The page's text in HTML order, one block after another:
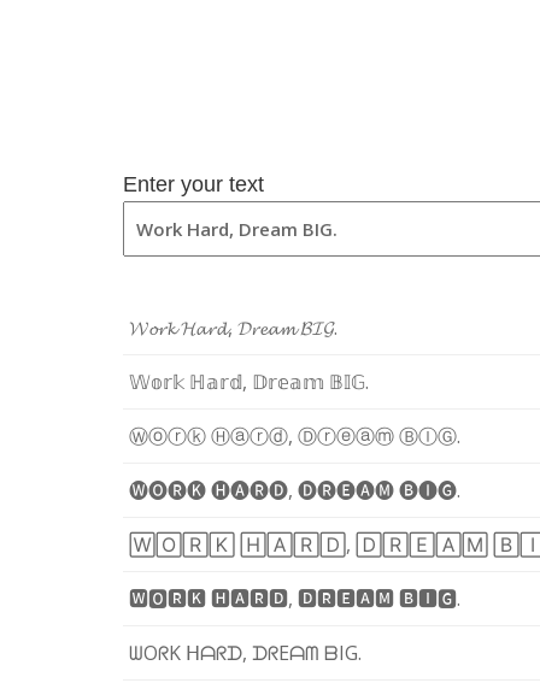
Enter your text
𝓦𝓸𝓻𝓴𝓗𝓪𝓻𝓭, 𝓓𝓻𝓮𝓪𝓶𝓑𝓘𝓖.
𝕎𝕠𝕣𝕜 ℍ𝕒𝕣𝕕, 𝔻𝕣𝕖𝕒𝕞 𝔹𝕀𝔾.
ⓌⓞⓡⓚⒽⓐⓡⓓ, ⒹⓡⓔⓐⓜⒷⒾⒼ.
🅦🅞🅡🅚🅗🅐🅡🅓, 🅓🅡🅔🅐🅜🅑🅘🅖.
🅆 🄾 🅁 🄺 🄷 🄰 🅁 🄳 , 🄳 🅁 🄴 🄰 🄼 🄱
🆆🅾🆁🅺🅷🅰🆁🅳, 🅳🆁🅴🅰🅼🅱🅸🅶.
ᗯOᖇK ᕼᗩᖇᗪ, ᗪᖇEᗩᗰ ᗷIG.